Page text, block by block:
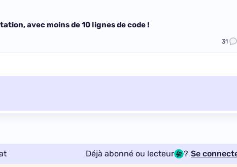
avec moins de 10 lignes de code !
31
Déjà abonné ou lecteur ? Se